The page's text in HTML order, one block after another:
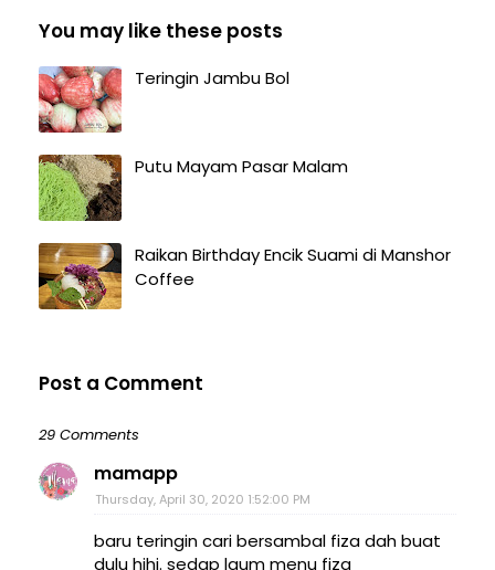
You may like these posts
Teringin Jambu Bol
Putu Mayam Pasar Malam
Raikan Birthday Encik Suami di Manshor
Coffee
Post a Comment
29 Comments
mamapp
Thursday, April 30, 2020 1:52:00 PM
baru teringin cari bersambal fiza dah buat
dulu hihi. sedap laum menu fiza